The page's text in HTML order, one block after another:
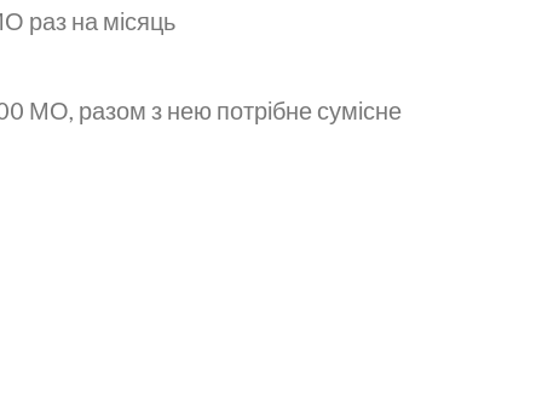
раз на місяць
МО, разом з нею потрібне сумісне